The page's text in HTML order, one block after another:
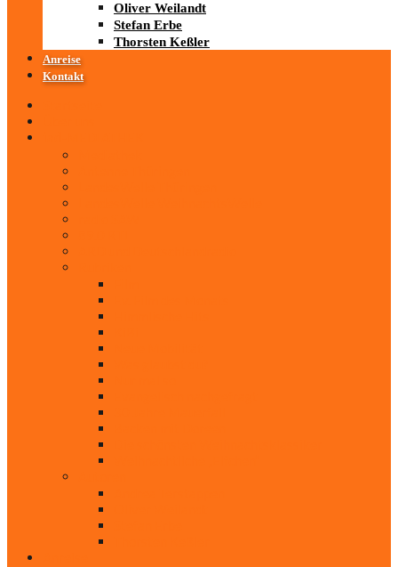
Oliver Weilandt
Stefan Erbe
Thorsten Keßler
Anreise
Kontakt